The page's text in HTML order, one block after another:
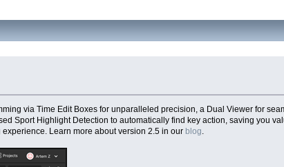
via Time Edit Boxes for unparalleled precision, a Dual Viewer for
Sport Highlight Detection to automatically find key action, saving you
Learn more about version 2.5 in our blog.